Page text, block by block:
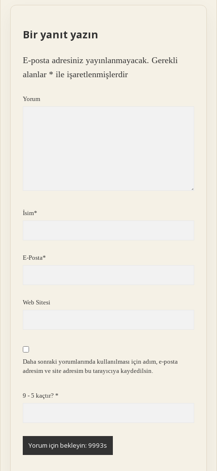
Bir yanıt yazın
E-posta adresiniz yayınlanmayacak. Gerekli
alanlar * ile işaretlenmişlerdir
Yorum
İsim*
E-Posta*
Web Sitesi
Daha sonraki yorumlarımda kullanılması için adım, e-posta
adresim ve site adresim bu tarayıcıya kaydedilsin.
9 - 5 kaçtır?*